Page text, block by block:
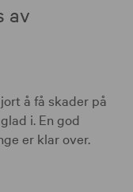
av
å få skader på
i. En god
er klar over.